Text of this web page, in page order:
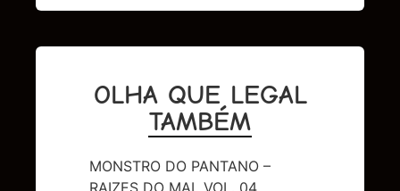
OLHA QUE LEGAL
TAMBÉM
MONSTRO DO PANTANO –
RAIZES DO MAL VOL. 04